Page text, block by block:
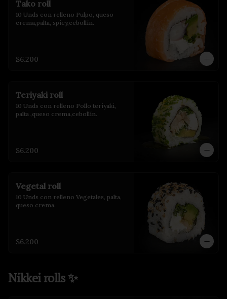
Tako roll
10 Unds con relleno Pulpo, queso
crema,palta, spicy,cebollín.
$6.200
Teriyaki roll
10 Unds con relleno Pollo teriyaki,
palta ,queso crema,cebollín.
$6.200
Vegetal roll
10 Unds con relleno Vegetales, palta,
queso crema.
$6.200
Nikkei rolls ✨